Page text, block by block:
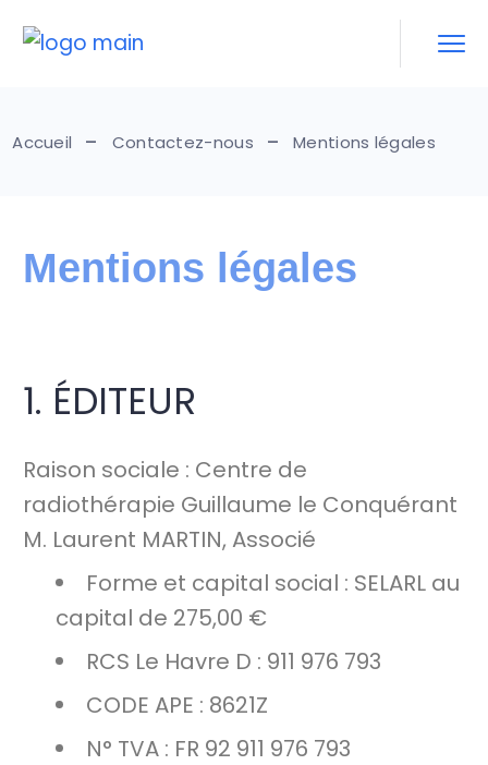
Accueil Contactez-nous Mentions légales
Mentions légales
1. ÉDITEUR
Raison sociale : Centre de
radiothérapie Guillaume le Conquérant
M. Laurent MARTIN, Associé
Forme et capital social : SELARL au
capital de 275,00 €
RCS Le Havre D : 911 976 793
CODE APE : 8621Z
N° TVA : FR 92 911 976 793